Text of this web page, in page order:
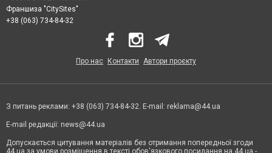
Франшиза "CitySites"
+38 (063) 734-84-32
Про нас Контакти Автори проєкту
З питань реклами: +38 (063) 734-84-32. E-mail: reklama@44.ua
E-mail редакції: news@44.ua
Допускається цитування матеріалів без отримання попередньої згоди
44.ua за умови розміщення в тексті обов'язкового посилання на 44.ua -